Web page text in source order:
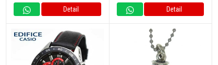
Detail Detail